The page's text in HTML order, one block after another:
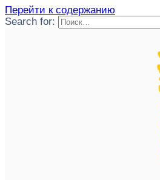
Перейти к содержанию
Search for: